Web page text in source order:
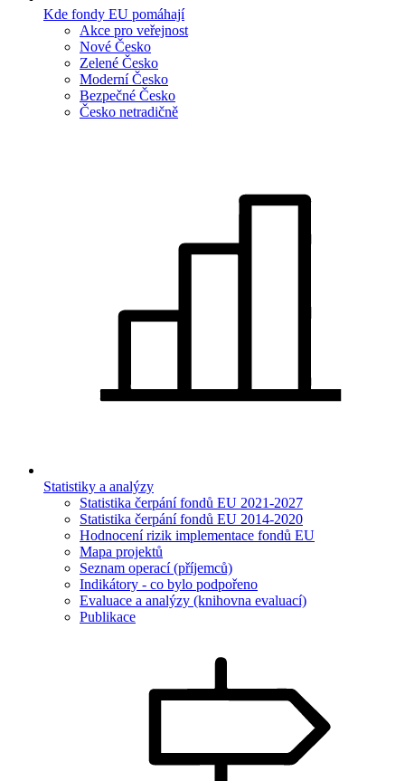
Kde fondy EU pomáhají
Akce pro veřejnost
Nové Česko
Zelené Česko
Moderní Česko
Bezpečné Česko
Česko netradičně
Statistiky a analýzy
Statistika čerpání fondů EU 2021-2027
Statistika čerpání fondů EU 2014-2020
Hodnocení rizik implementace fondů EU
Mapa projektů
Seznam operací (příjemců)
Indikátory - co bylo podpořeno
Evaluace a analýzy (knihovna evaluací)
Publikace